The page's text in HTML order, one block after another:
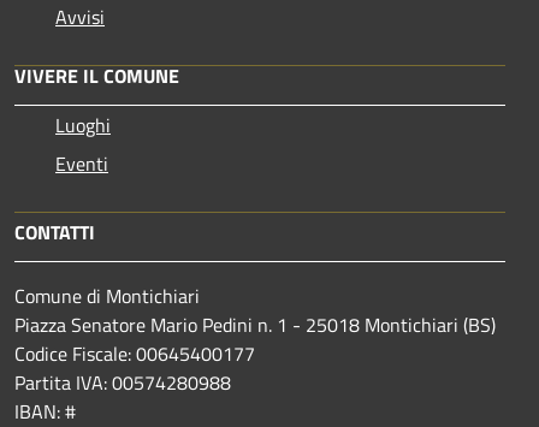
Avvisi
VIVERE IL COMUNE
Luoghi
Eventi
CONTATTI
Comune di Montichiari
Piazza Senatore Mario Pedini n. 1 - 25018 Montichiari (BS)
Codice Fiscale: 00645400177
Partita IVA: 00574280988
IBAN: #